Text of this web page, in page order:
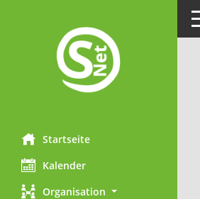
Startseite
Kalender
Organisation